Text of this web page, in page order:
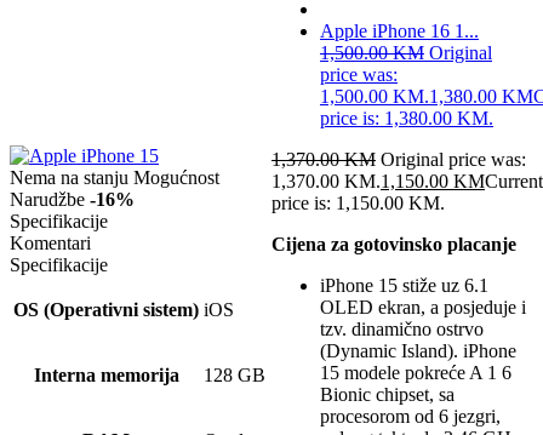
Nema na stanju Mogućnost
Narudžbe -16%
Apple iPhone 16 1...
1,500.00KM Original
price was:
1,500.00 KM.1,380.00 KM
price is: 1,380.00 KM.
1,370.00KM Original price was:
1,370.00 KM.1,150.00 KMCurrent
price is: 1,150.00 KM.
Cijena za gotovinsko placanje
iPhone 15 stiže uz 6.1
OLED ekran, a posjeduje i
tzv. dinamično ostrvo
(Dynamic Island). iPhone
15 modele pokreće A 1 6
Bionic chipset, sa
procesorom od 6 jezgri,
Specifikacije
Komentari
Specifikacije
OS (Operativni sistem) iOS
Interna memorija 128 GB